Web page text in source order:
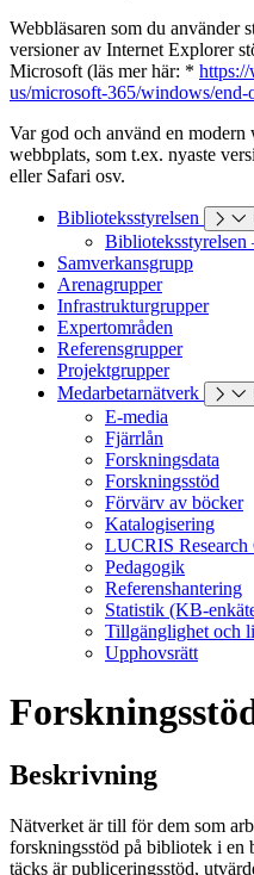
Webbläsaren som du använder
versioner av Internet Explorer
Microsoft (läs mer här: *
us/microsoft-365/windows/end-
Var god och använd en modern
webbplats, som t.ex. nyaste
eller Safari osv.
Biblioteksstyrelsen
Samverkansgrupp
Arenagrupper
Infrastrukturgrupper
Expertområden
Referensgrupper
Projektgrupper
Medarbetarnätverk
E-media
Fjärrlån
Forskningsdata
Forskningsstöd
Förvärv av böcker
Katalogisering
LUCRIS Research
Pedagogik
Referenshantering
Statistik (KB-
Tillgänglighet och
Upphovsrätt
Beskrivning
Nätverket är till för dem som
forskningsstöd på bibliotek i en
täcks är publiceringsstöd,